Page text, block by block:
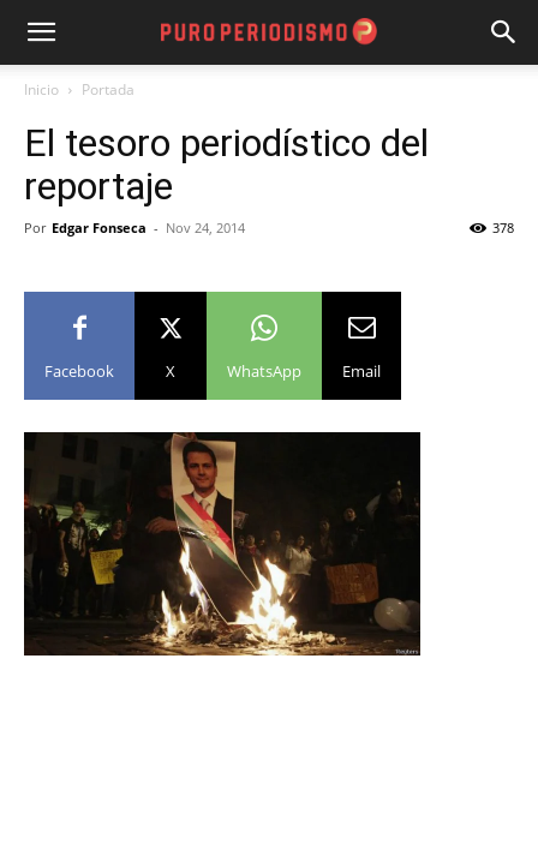
Inicio Portada
El tesoro periodístico del
reportaje
Por Edgar Fonseca - Nov 24, 2014 378
Facebook X WhatsApp Email